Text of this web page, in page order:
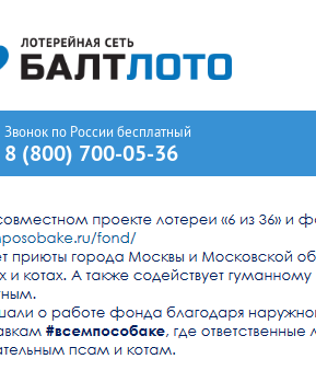
Звонок по России бесплатный
8 (800) 700-05-36